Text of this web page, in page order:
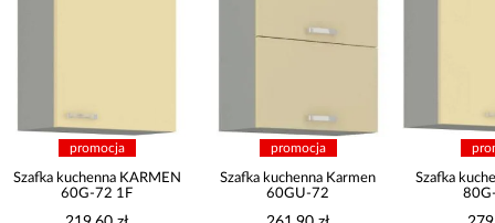
promocja
Szafka kuchenna KARMEN
60G-72 1F
promocja
Szafka kuchenna Karmen
60GU-72
Szafka